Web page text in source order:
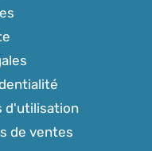
d'utilisation
de ventes